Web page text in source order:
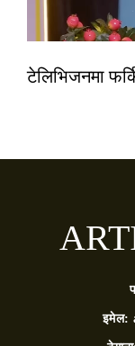
टेलिभिजनमा
इमेल: